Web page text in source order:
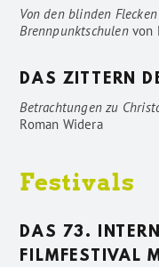
Von den blinden
Brennpunktschulenvon
DAS ZITTERN
Betrachtungen zu
Roman Widera
Festivals
DAS 73.
FILMFESTIVAL